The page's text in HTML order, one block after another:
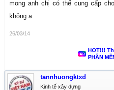
mong anh chị có thể cung cấp
không ạ
26/03/14
HOT!!!
PHẦN
tannhuongktxd
Kinh tế xây dựng